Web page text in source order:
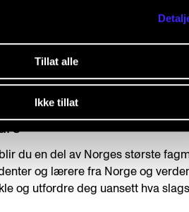
Tillat alle
Ikke tillat
du en del av Norges største
og lærere fra Norge og
og utfordre deg uansett hva slags